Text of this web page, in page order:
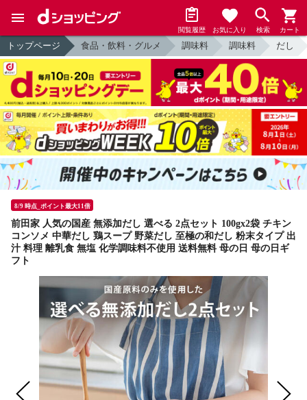
閲覧履歴 お気に入り 検索 カート
トップページ 食品・飲料・グルメ 調味料 調味料 だし
8/9 時点_ポイント最大11倍
前田家 人気の国産 無添加だし 選べる 2点セット 100gx2袋 チキン
コンソメ 中華だし 鶏スープ 野菜だし 至極の和だし 粉末タイプ 出
汁 料理 離乳食 無塩 化学調味料不使用 送料無料 母の日 母の日ギ
フト